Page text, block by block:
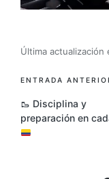
Última
ENTRADA
🥾 Disciplina y
preparación en